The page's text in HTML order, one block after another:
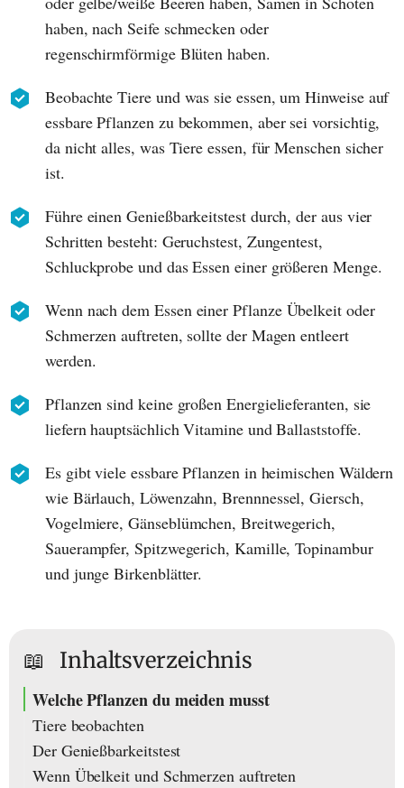
haben, nach Seife schmecken oder
regenschirmförmige Blüten haben.
Beobachte Tiere und was sie essen, um Hinweise auf
essbare Pflanzen zu bekommen, aber sei vorsichtig,
da nicht alles, was Tiere essen, für Menschen sicher
ist.
Führe einen Genießbarkeitstest durch, der aus vier
Schritten besteht: Geruchstest, Zungentest,
Schluckprobe und das Essen einer größeren Menge.
Wenn nach dem Essen einer Pflanze Übelkeit oder
Schmerzen auftreten, sollte der Magen entleert
werden.
Pflanzen sind keine großen Energielieferanten, sie
liefern hauptsächlich Vitamine und Ballaststoffe.
Es gibt viele essbare Pflanzen in heimischen Wäldern
wie Bärlauch, Löwenzahn, Brennnessel, Giersch,
Vogelmiere, Gänseblümchen, Breitwegerich,
Sauerampfer, Spitzwegerich, Kamille, Topinambur
und junge Birkenblätter.
📖 Inhaltsverzeichnis
Welche Pflanzen du meiden musst
Tiere beobachten
Der Genießbarkeitstest
Wenn Übelkeit und Schmerzen auftreten